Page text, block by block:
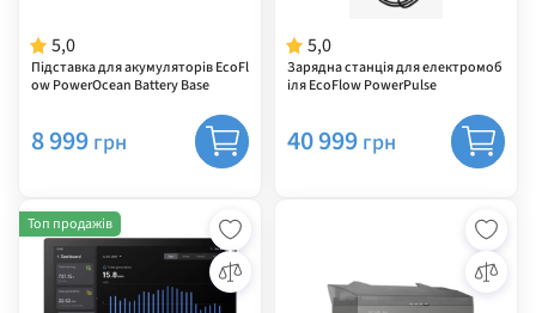
5,0
Підставка для акумуляторів EcoFl
ow PowerOcean Battery Base
8 999 грн
5,0
Зарядна станція для електромоб
іля EcoFlow PowerPulse
40 999 грн
Топ продажів